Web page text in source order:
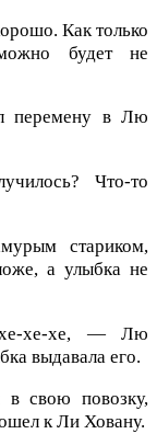
Как только
будет не
перемену в Лю
Что-то
стариком,
а улыбка не
хе-хе-хе, — Лю
выдавала его.
в свою повозку,
к Ли Ховану.